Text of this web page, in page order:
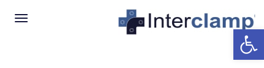
פתח סרגל נגישות